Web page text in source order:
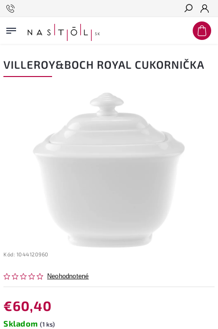
Hľadať
VILLEROY&BOCH ROYAL CUKORNIČKA
Kód: 1044120960
Neohodnotené
€60,40
Skladom (1 ks)